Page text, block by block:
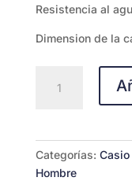
Resistencia al
Dimension de la
100D-
Categorías: Casio
Hombre